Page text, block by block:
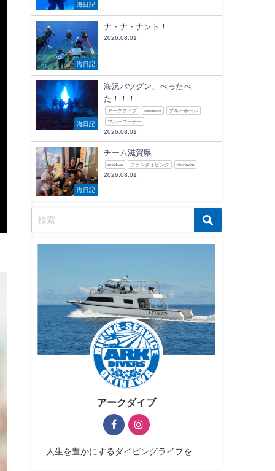
海日記
海日記
ナ・ナ・ナント！
2026.08.01
海日記
海況バツグン、べったべ
た！！！
アークダイブ okinawa ブルーホール
ブルーコーナー
2026.08.01
海日記
チーム滋賀県
arkdive ファンダイビング okinawa
2026.08.01
アークダイブ
人生を豊かにするダイビングライフを